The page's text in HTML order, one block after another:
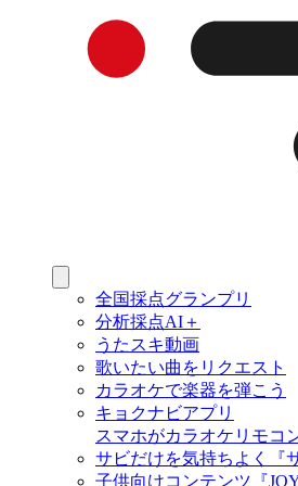
全国採点グランプリ
分析採点AI＋
うたスキ動画
歌いたい曲をリクエスト
カラオケで楽器を弾こう
キョクナビアプリ
スマホがカラオケリモコ
サビだけを気持ちよく『
子供向けコンテンツ『